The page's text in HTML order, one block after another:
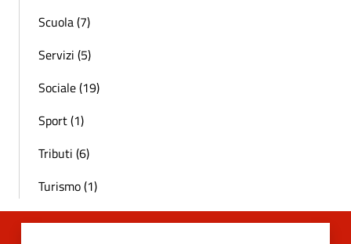
Scuola (7)
Servizi (5)
Sociale (19)
Sport (1)
Tributi (6)
Turismo (1)